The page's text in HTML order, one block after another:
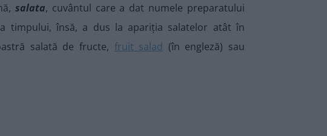
salata, cuvântul care a dat numele preparatului
timpului, însă, a dus la apariția salatelor atât în
salată de fructe, fruit salad (în engleză) sau